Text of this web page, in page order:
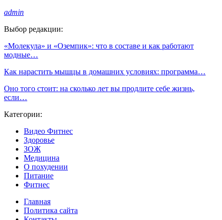
admin
Выбор редакции:
«Молекула» и «Оземпик»: что в составе и как работают
модные…
Как нарастить мышцы в домашних условиях: программа…
Оно того стоит: на сколько лет вы продлите себе жизнь,
если…
Категории:
Видео Фитнес
Здоровье
ЗОЖ
Медицина
О похудении
Питание
Фитнес
Главная
Политика сайта